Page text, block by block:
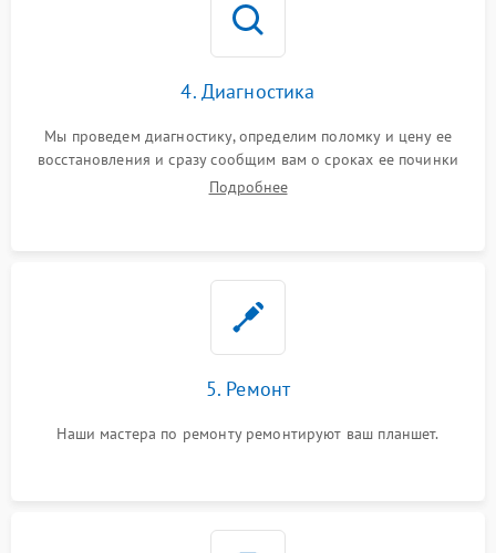
4. Диагностика
Мы проведем диагностику, определим поломку и цену ее
восстановления и сразу сообщим вам о сроках ее починки
Подробнее
5. Ремонт
Наши мастера по ремонту ремонтируют ваш планшет.